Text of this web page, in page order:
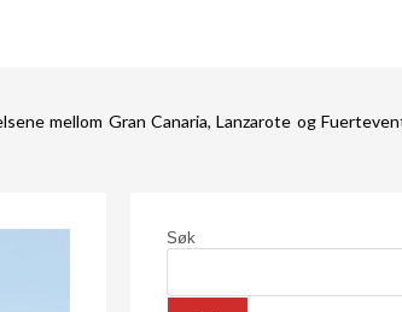
mellom Gran Canaria, Lanzarote og
Søk